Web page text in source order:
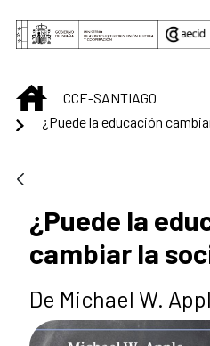
Saltar al contenido principal
INICIOCCE-SANTIAGO
¿Puede la educación
¿Puede la
cambiar la
De Michael W.